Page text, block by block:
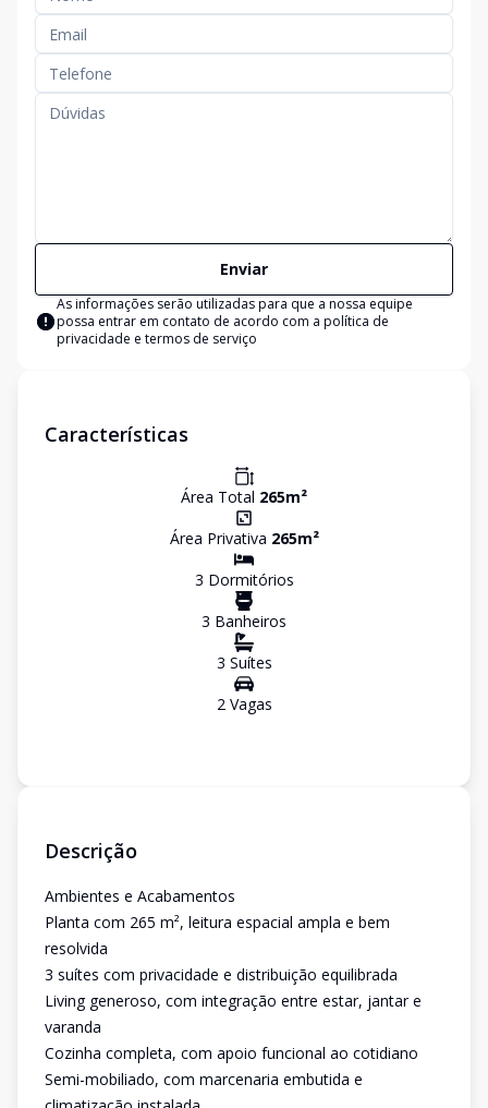
Enviar
As informações serão utilizadas para que a nossa equipe
possa entrar em contato de acordo com a política de
privacidade e termos de serviço
Características
Área Total 265m²
Área Privativa 265m²
3 Dormitórios
3 Banheiros
3 Suítes
2Vagas
Descrição
Ambientes e Acabamentos
Planta com 265 m², leitura espacial ampla e bem
resolvida
3 suítes com privacidade e distribuição equilibrada
Living generoso, com integração entre estar, jantar e
varanda
Cozinha completa, com apoio funcional ao cotidiano
Semi-mobiliado, com marcenaria embutida e